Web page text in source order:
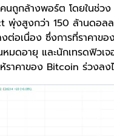
ถูกล้างพอร์ต โดยในช่ว
งสูงกว่า 150 ล้านดอลล
ต่อเนื่อง ซึ่งการที่ราคาข
ดอายุ และนักเทรดฟิวเ
าคาของ Bitcoin ร่วงลง